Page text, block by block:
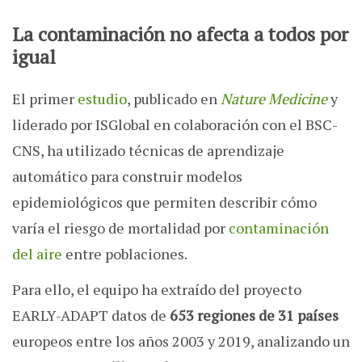
La contaminación no afecta a todos por
igual
El primer estudio, publicado enNature Mediciney
liderado por ISGlobal en colaboración con el BSC-
CNS, ha utilizado técnicas de aprendizaje
automático para construir modelos
epidemiológicos que permiten describir cómo
varía el riesgo de mortalidad por contaminación
del aire entre poblaciones.
Para ello, el equipo ha extraído del proyecto
EARLY-ADAPT datos de 653 regiones de 31 países
europeos entre los años 2003 y 2019, analizando un